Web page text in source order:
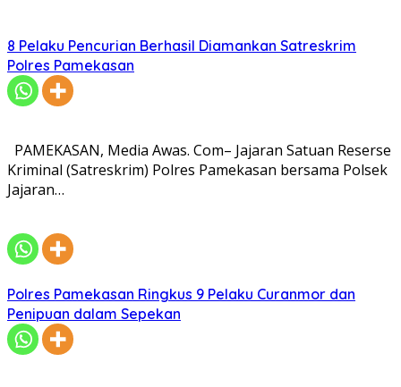
8 Pelaku Pencurian Berhasil Diamankan Satreskrim
Polres Pamekasan
PAMEKASAN, Media Awas. Com– Jajaran Satuan Reserse
Kriminal (Satreskrim) Polres Pamekasan bersama Polsek
Jajaran…
Polres Pamekasan Ringkus 9 Pelaku Curanmor dan
Penipuan dalam Sepekan